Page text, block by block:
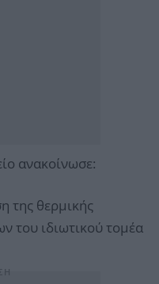
ανακοίνωσε:
της θερμικής
του ιδιωτικού τομέα